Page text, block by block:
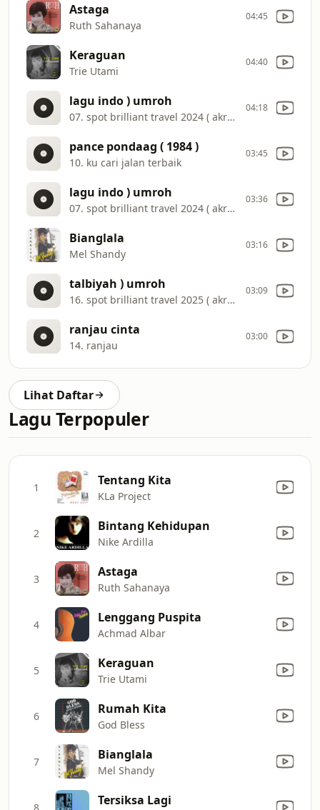
Astaga
Ruth Sahanaya
04:45
Keraguan
Trie Utami
04:40
lagu indo ) umroh
07. spot brilliant travel 2024 ( akreditasi a
04:18
pance pondaag ( 1984 )
10. ku cari jalan terbaik
03:45
lagu indo ) umroh
07. spot brilliant travel 2024 ( akreditasi a
03:36
Bianglala
Mel Shandy
03:16
talbiyah ) umroh
16. spot brilliant travel 2025 ( akreditasi a
03:09
ranjau cinta
14. ranjau
03:00
Lihat Daftar
Lagu Terpopuler
1 Tentang Kita
KLa Project
2 Bintang Kehidupan
Nike Ardilla
3 Astaga
Ruth Sahanaya
4 Lenggang Puspita
Achmad Albar
5 Keraguan
Trie Utami
6 Rumah Kita
God Bless
7 Bianglala
Mel Shandy
8 Tersiksa Lagi